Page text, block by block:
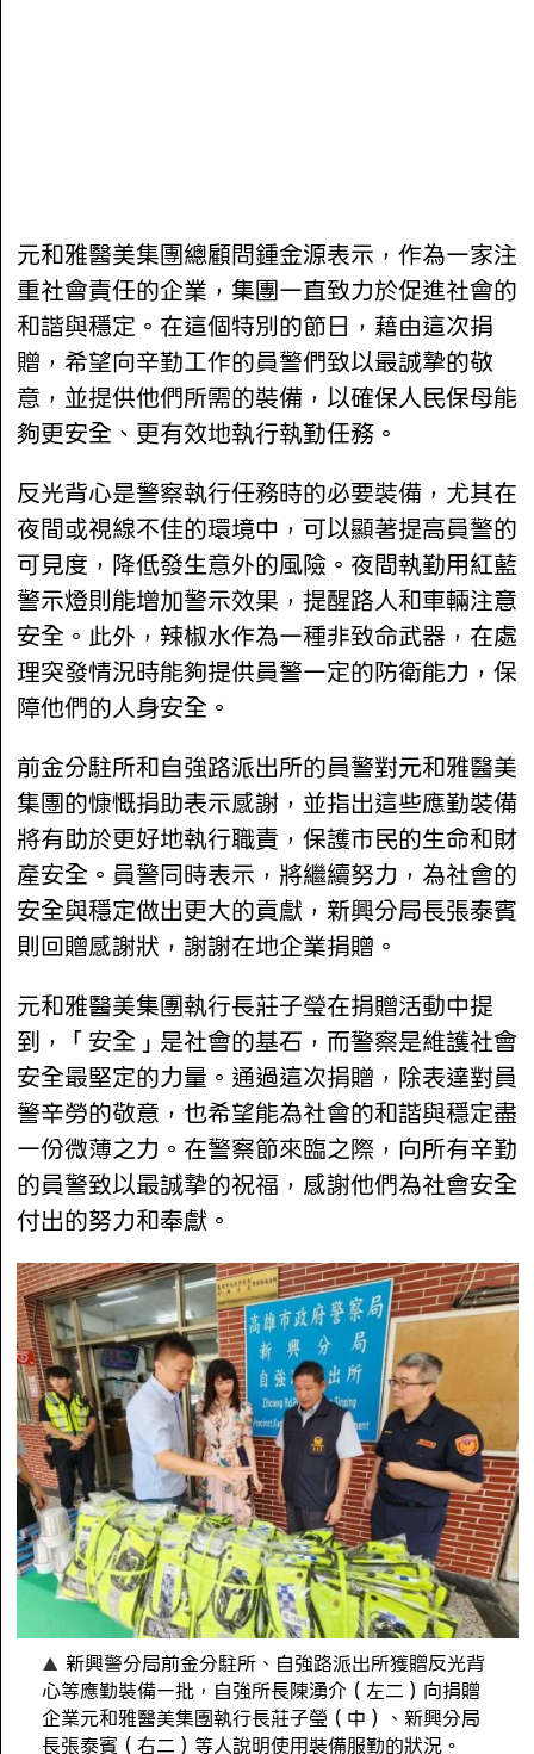
元和雅醫美集團總顧問鍾金源表示，作為一家注
重社會責任的企業，集團一直致力於促進社會的
和諧與穩定。在這個特別的節日，藉由這次捐
贈，希望向辛勤工作的員警們致以最誠摯的敬
意，並提供他們所需的裝備，以確保人民保母能
夠更安全、更有效地執行執勤任務。
反光背心是警察執行任務時的必要裝備，尤其在
夜間或視線不佳的環境中，可以顯著提高員警的
可見度，降低發生意外的風險。夜間執勤用紅藍
警示燈則能增加警示效果，提醒路人和車輛注意
安全。此外，辣椒水作為一種非致命武器，在處
理突發情況時能夠提供員警一定的防衛能力，保
障他們的人身安全。
前金分駐所和自強路派出所的員警對元和雅醫美
集團的慷慨捐助表示感謝，並指出這些應勤裝備
將有助於更好地執行職責，保護市民的生命和財
產安全。員警同時表示，將繼續努力，為社會的
安全與穩定做出更大的貢獻，新興分局長張泰賓
則回贈感謝狀，謝謝在地企業捐贈。
元和雅醫美集團執行長莊子瑩在捐贈活動中提
到，「安全」是社會的基石，而警察是維護社會
安全最堅定的力量。通過這次捐贈，除表達對員
警辛勞的敬意，也希望能為社會的和諧與穩定盡
一份微薄之力。在警察節來臨之際，向所有辛勤
的員警致以最誠摯的祝福，感謝他們為社會安全
付出的努力和奉獻。
新興警分局前金分駐所、自強路派出所獲贈反光背
心等應勤裝備一批，自強所長陳湧介（左二）向捐贈
企業元和雅醫美集團執行長莊子瑩（中）、新興分局
長張泰賓（右二）等人說明使用裝備服勤的狀況。